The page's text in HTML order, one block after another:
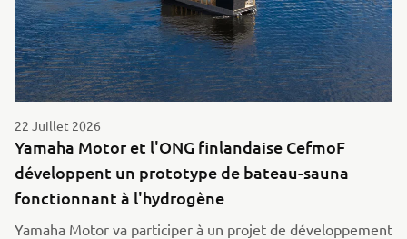
22 Juillet 2026
Yamaha Motor et l'ONG finlandaise CefmoF
développent un prototype de bateau-sauna
fonctionnant à l'hydrogène
Yamaha Motor va participer à un projet de développement